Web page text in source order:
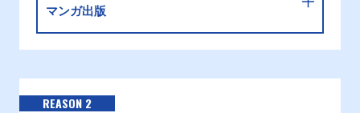
マンガ出版
REASON 2